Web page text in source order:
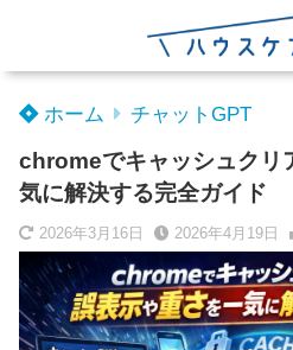
ホーム チャットGPT
chromeでキャッシュクリ
気に解決する完全ガイド
2026年3月16日 2026年4月19日